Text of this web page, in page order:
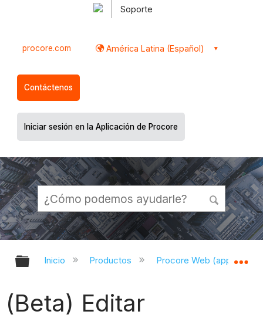
Soporte
procore.com América Latina (Español)
Contáctenos
Iniciar sesión en la Aplicación de Procore
Expandir/contraer jerarquía global
Inicio Productos Procore Web
(Beta) Editar